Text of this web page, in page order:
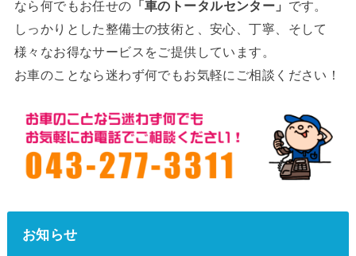
なら何でもお任せの 「車のトータルセンター」 です。
しっかりとした整備士の技術と、安心、丁寧、そして
様々なお得なサービスをご提供しています。
お車のことなら迷わず何でもお気軽にご相談ください！
お知らせ